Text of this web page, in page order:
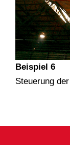
Beispiel 6
Steuerung